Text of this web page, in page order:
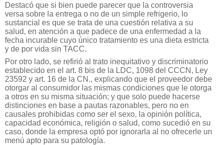
Destacó que si bien puede parecer que la controversia
versa sobre la entrega o no de un simple refrigerio, lo
sustancial es que se trata de una cuestión relativa a su
salud, en atención a que padece de una enfermedad a la
fecha incurable cuyo único tratamiento es una dieta estricta
y de por vida sin TACC.
Por otro lado, se refirió al trato inequitativo y discriminatorio
establecido en el art. 8 bis de la LDC, 1098 del CCCN, Ley
23592 y art. 16 de la CN., explicando que el proveedor debe
otorgar al consumidor las mismas condiciones que le otorga
a otros en su misma situación; y que solo puede hacerse
distinciones en base a pautas razonables, pero no en
causales prohibidas como ser el sexo, la opinión política,
capacidad económica, religión o salud, como sucedió en su
caso, donde la empresa optó por ignorarla al no ofrecerle un
menú apto para su patología.